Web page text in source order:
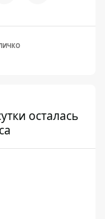
осталась